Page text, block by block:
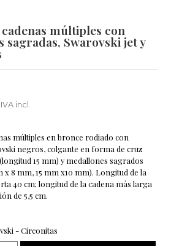
múltiples con
sagradas, Swarovski jet y
IVA incl.
múltiples en bronce rodiado con
negros, colgante en forma de cruz
15 mm) y medallones sagrados
x 8 mm, 15 mm x10 mm). Longitud de la
40 cm; longitud de la cadena más larga
de 5,5 cm.
- Circonitas